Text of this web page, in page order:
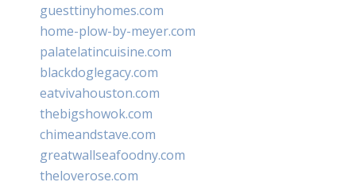
guesttinyhomes.com
home-plow-by-meyer.com
palatelatincuisine.com
blackdoglegacy.com
eatvivahouston.com
thebigshowok.com
chimeandstave.com
greatwallseafoodny.com
theloverose.com